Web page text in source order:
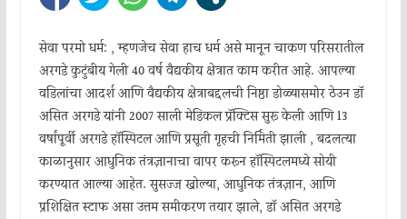
सेवा परमो धर्म: , म्हणजेच सेवा हाच धर्म असे मानून चाकण परिसरातील
अरगडे कुटुंबीय गेली 40 वर्ष वैद्यकीय क्षेत्रात काम करीत आहे. आपल्या
वडिलांचा आदर्श आणि वैद्यकीय क्षेत्राबद्दलची निष्ठा डोळ्यासमोर ठेउन डॉ
असित अरगडे यांनी 2007 साली मेडिकल प्रॅक्टिस सुरू केली आणि 13
वर्षांपूर्वी अरगडे हॉस्पिटल आणि प्रसूती गृहची निर्मिती झाली , बदलत्या
काळानुसार आधुनिक तंत्रज्ञानाचा वापर करून हॉस्पिटलमध्ये सोयी
करण्यात आल्या आहेत. सुसज्ज खोल्या, आधुनिक तंत्रज्ञान, आणि
प्रशिक्षित स्टाफ असा उत्तम समीकरण तयार झाले, डॉ असित अरगडे